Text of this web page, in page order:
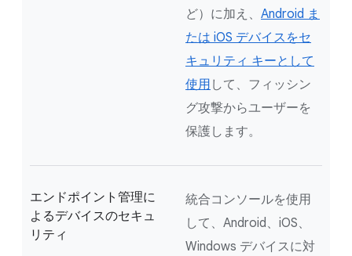
ど）に加え、 Android ま
たは iOS デバイスをセ
キュリティ キーとして
使用 して、フィッシン
グ攻撃からユーザーを
保護します。
エンドポイント管理に
よるデバイスのセキュ
リティ
統合コンソールを使用
して、Android、iOS、
Windows デバイスに対